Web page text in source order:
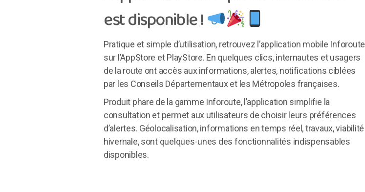
est disponible !
Pratique et simple d’utilisation, retrouvez l’application mobile Inforoute
sur l’AppStore et PlayStore. En quelques clics, internautes et usagers
de la route ont accès aux informations, alertes, notifications ciblées
par les Conseils Départementaux et les Métropoles françaises.
Produit phare de la gamme Inforoute, l’application simplifie la
consultation et permet aux utilisateurs de choisir leurs préférences
d’alertes. Géolocalisation, informations en temps réel, travaux, viabilité
hivernale, sont quelques-unes des fonctionnalités indispensables
disponibles.